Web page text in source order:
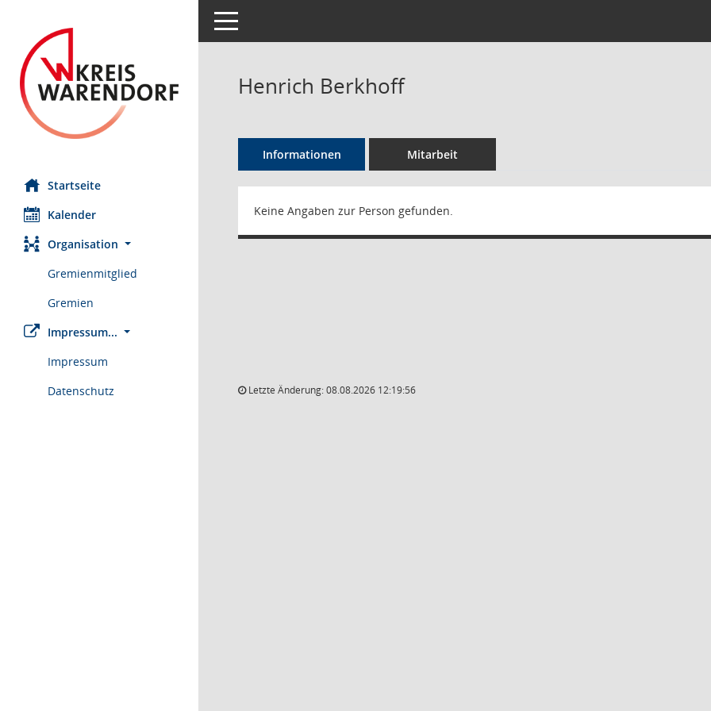
Startseite
Kalender
Organisation
Gremienmitglied
Gremien
Impressum...
Impressum
Datenschutz
Toggle navigation
Henrich Berkhoff
Informationen Mitarbeit
Keine Angaben zur Person gefunden.
Letzte Änderung: 08.08.2026 12:19:56